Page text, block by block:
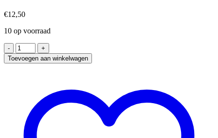
€12,50
10 op voorraad
Bretels
Bruin
-
stevige,
sterke
Toevoegen aan winkelwagen